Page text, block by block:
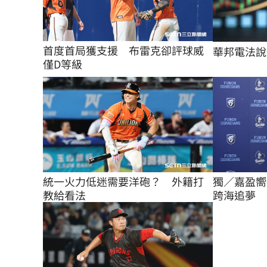
首度首局獲支援　布雷克卻評球威
僅D等級
華邦電法
統一火力低迷需要洋砲？　外籍打
教給看法
獨／嘉盈
跨海追夢